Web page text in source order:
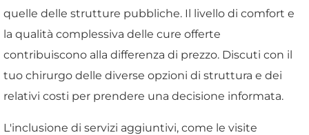
quelle delle strutture pubbliche. Il livello di comfort e
la qualità complessiva delle cure offerte
contribuiscono alla differenza di prezzo. Discuti con il
tuo chirurgo delle diverse opzioni di struttura e dei
relativi costi per prendere una decisione informata.
L'inclusione di servizi aggiuntivi, come le visite